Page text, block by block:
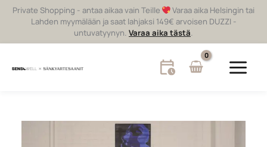
Siirry
sisältöön
Private Shopping - antaa aikaa vain Teille
Varaa aika Helsingin tai
Lahden myymälään ja saat lahjaksi 149€ arvoisen DUZZI -
untuvatyynyn. Varaa aika tästä.